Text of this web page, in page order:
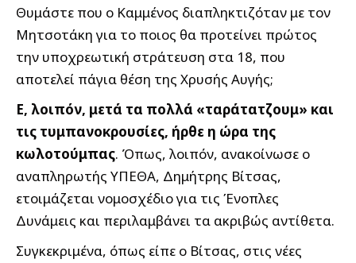
Θυμάστε που ο Καμμένος διαπληκτιζόταν με τον
Μητσοτάκη για το ποιος θα προτείνει πρώτος
την υποχρεωτική στράτευση στα 18, που
αποτελεί πάγια θέση της Χρυσής Αυγής;
Ε, λοιπόν, μετά τα πολλά «ταράτατζουμ» και
τις τυμπανοκρουσίες, ήρθε η ώρα της
κωλοτούμπας. Όπως, λοιπόν, ανακοίνωσε ο
αναπληρωτής ΥΠΕΘΑ, Δημήτρης Βίτσας,
ετοιμάζεται νομοσχέδιο για τις Ένοπλες
Δυνάμεις και περιλαμβάνει τα ακριβώς αντίθετα.
Συγκεκριμένα, όπως είπε ο Βίτσας, στις νέες